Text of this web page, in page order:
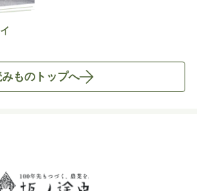
みものトップへ